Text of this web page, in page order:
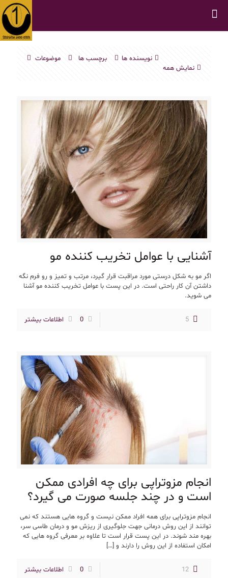
موضوعات برچسب ها
نویسنده ها
نمایش همه
آشنایی با عوامل تخریب کننده مو
اگر مو به شکل درستی مورد مراقبت قرار گیرد، مرتب و تمیز و رو فرم نگه
داشتن آن کار راحتی است. در این پست با عوامل تخریب کننده مو آشنا
می شوید.
5
0 اطلاعات بیشتر
انجام مزوتراپی برای چه افرادی ممکن
است و در چند جلسه صورت می گیرد؟
انجام مزوتراپی برای همه افراد ممکن نیست و گروه هایی هستند که نمی
توانند از این روش درمانی جهت جلوگیری از ریزش مو و درمان طاسی سر،
بهره مند شوند. در این پست قرار است تا علاوه بر معرفی گروه هایی که
امکان استفاده از این روش را دارند و […]
12
0 اطلاعات بیشتر